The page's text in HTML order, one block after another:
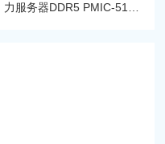
力服务器DDR5 PMIC-5100